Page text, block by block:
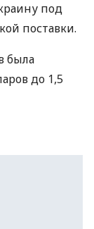
под
поставки.
была
до 1,5